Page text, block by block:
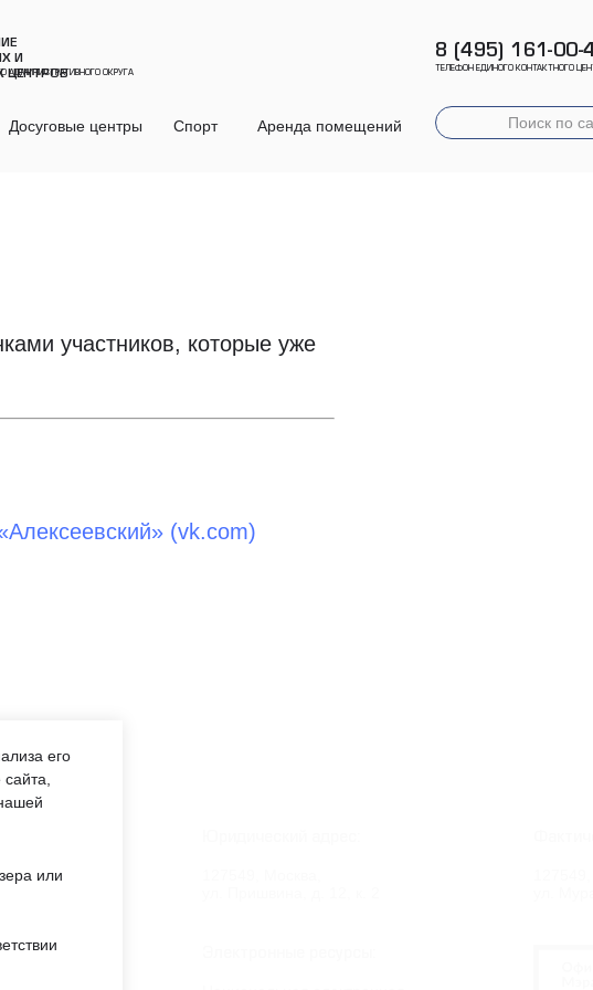
И
ЦЕНТРОВ
АДМИНИСТРАТИВНОГО ОКРУГА
8 (495) 161-00-
ТЕЛЕФОН ЕДИНОГО КОНТАКТНОГО
Спорт Аренда помещений
Досуговые центры
участников, которые уже
(vk.com)
его
или